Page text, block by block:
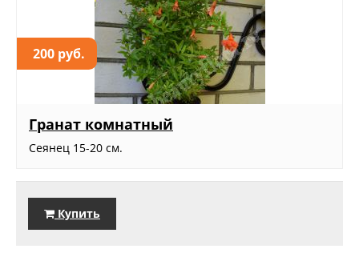
200 руб.
Гранат комнатный
Сеянец 15-20 см.
Купить